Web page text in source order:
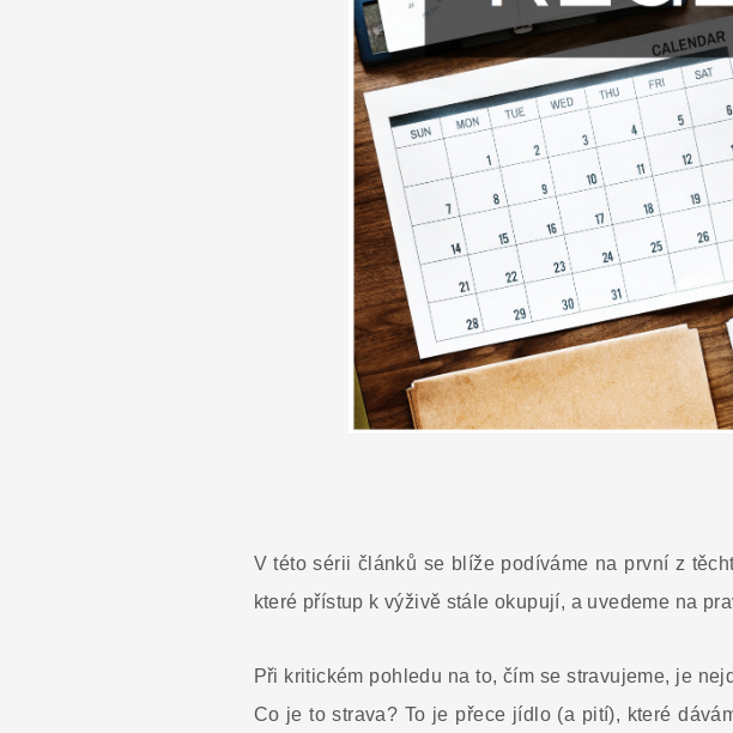
V této sérii článků se blíže podíváme na první z
které přístup k výživě stále okupují, a uvedeme na
Při kritickém pohledu na to, čím se stravujeme, je
Co je to strava? To je přece jídlo (a pití), které